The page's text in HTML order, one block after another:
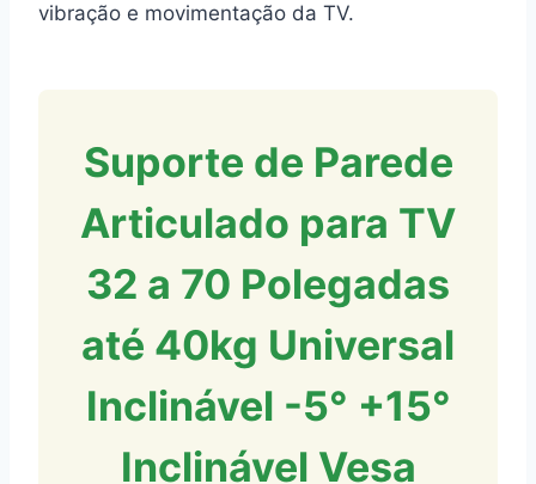
vibração e movimentação da TV.
Suporte de Parede
Articulado para TV
32 a 70 Polegadas
até 40kg Universal
Inclinável -5° +15°
Inclinável Vesa